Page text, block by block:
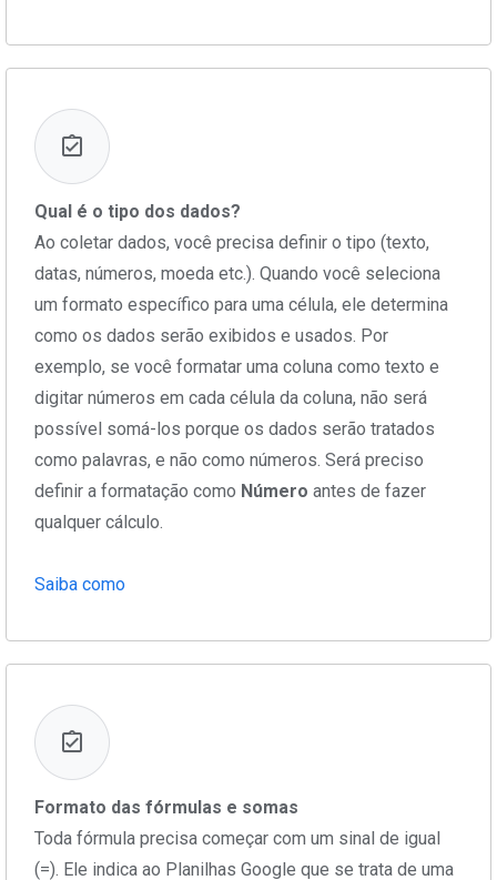
Qual é o tipo dos dados?
Ao coletar dados, você precisa definir o tipo (texto,
datas, números, moeda etc.). Quando você seleciona
um formato específico para uma célula, ele determina
como os dados serão exibidos e usados. Por
exemplo, se você formatar uma coluna como texto e
digitar números em cada célula da coluna, não será
possível somá-los porque os dados serão tratados
como palavras, e não como números. Será preciso
definir a formatação como Número antes de fazer
qualquer cálculo.
Saiba como
Formato das fórmulas e somas
Toda fórmula precisa começar com um sinal de igual
(=). Ele indica ao Planilhas Google que se trata de uma